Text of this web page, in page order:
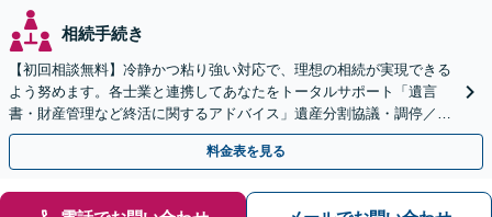
相続手続き
【初回相談無料】冷静かつ粘り強い対応で、理想の相続が実現できる
よう努めます。各士業と連携してあなたをトータルサポート「遺言
書・財産管理など終活に関するアドバイス」遺産分割協議・調停／不
動産相続／遺言書作成／後見／事業承継【ビデオ面談対応】
料金表を見る